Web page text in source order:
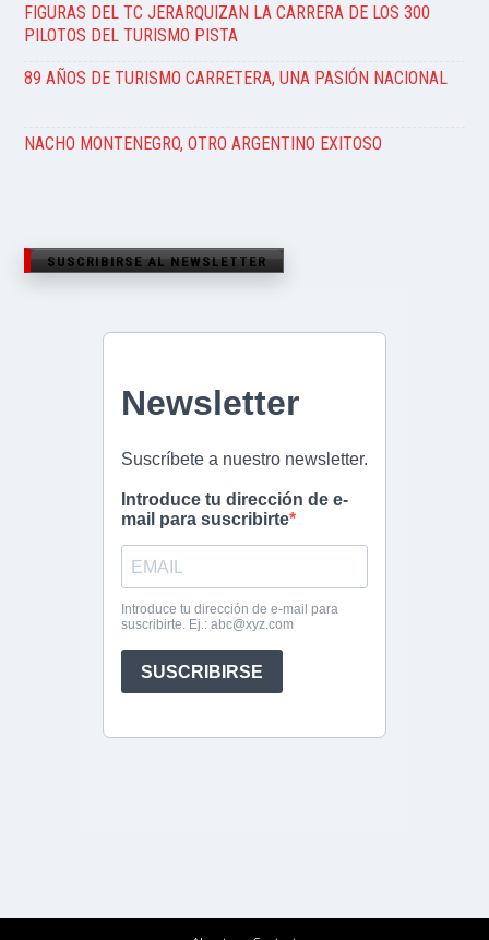
FIGURAS DEL TC JERARQUIZAN LA CARRERA DE LOS 300
PILOTOS DEL TURISMO PISTA
89 AÑOS DE TURISMO CARRETERA, UNA PASIÓN NACIONAL
NACHO MONTENEGRO, OTRO ARGENTINO EXITOSO
SUSCRIBIRSE AL NEWSLETTER